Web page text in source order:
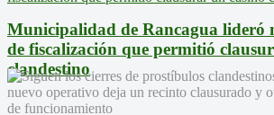
Municipalidad de Rancagua lideró
de fiscalización que permitió
clandestino